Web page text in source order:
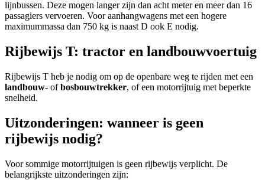
lijnbussen. Deze mogen langer zijn dan acht meter en meer dan 16
passagiers vervoeren. Voor aanhangwagens met een hogere
maximummassa dan 750 kg is naast D ook E nodig.
Rijbewijs T: tractor en landbouwvoertuig
Rijbewijs T heb je nodig om op de openbare weg te rijden met een
landbouw- ofbosbouwtrekker, of een motorrijtuig met beperkte
snelheid.
Uitzonderingen: wanneer is geen
rijbewijs nodig?
Voor sommige motorrijtuigen is geen rijbewijs verplicht. De
belangrijkste uitzonderingen zijn: